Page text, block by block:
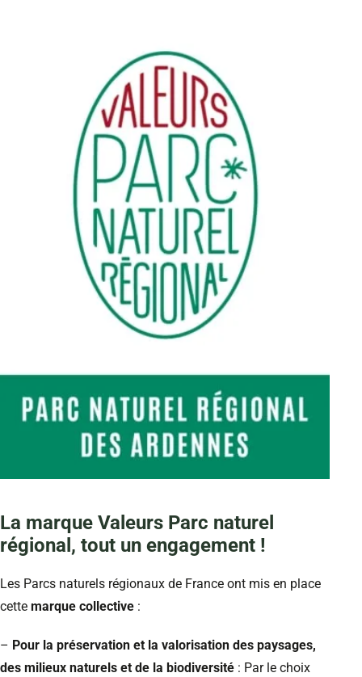
La marque Valeurs Parc naturel
régional, tout un engagement !
Les Parcs naturels régionaux de France ont mis en place
cette marque collective :
– Pour la préservation et la valorisation des paysages,
des milieux naturels et de la biodiversité : Par le choix